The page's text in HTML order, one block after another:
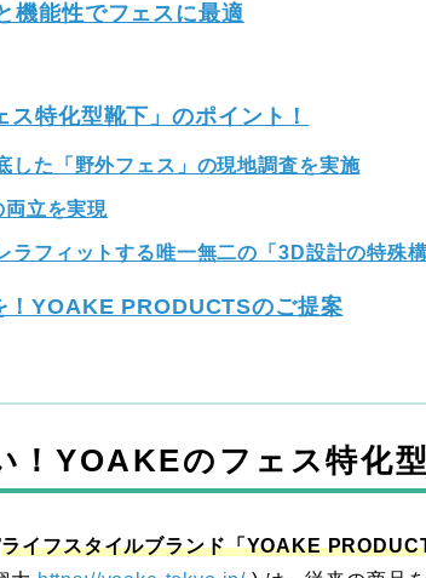
機能性でフェスに最適
特化型靴下」のポイント！
た「野外フェス」の現地調査を実施
立を実現
フィットする唯一無二の「3D設計の特殊構
！YOAKE PRODUCTSのご提案
！YOAKEのフェス特化
ライフスタイルブランド「YOAKE